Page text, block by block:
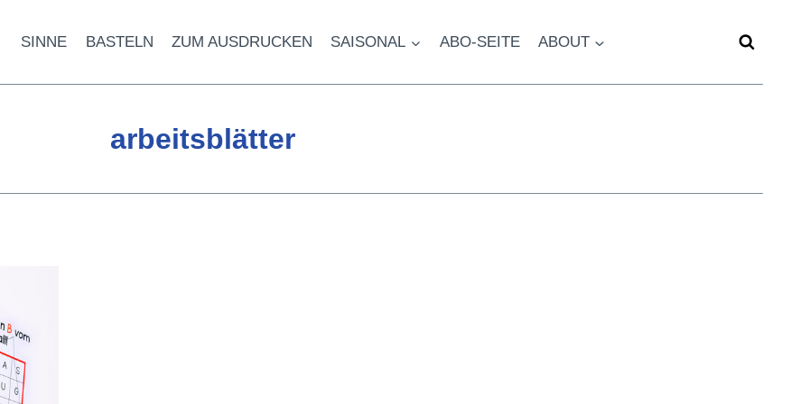
SINNE BASTELN ZUM AUSDRUCKEN SAISONAL ABO-SEITE ABOUT
arbeitsblätter